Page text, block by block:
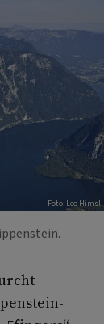
Foto: Leo Himsl